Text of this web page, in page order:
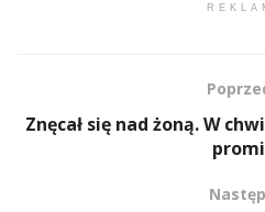
Znęcał się nad żoną. W